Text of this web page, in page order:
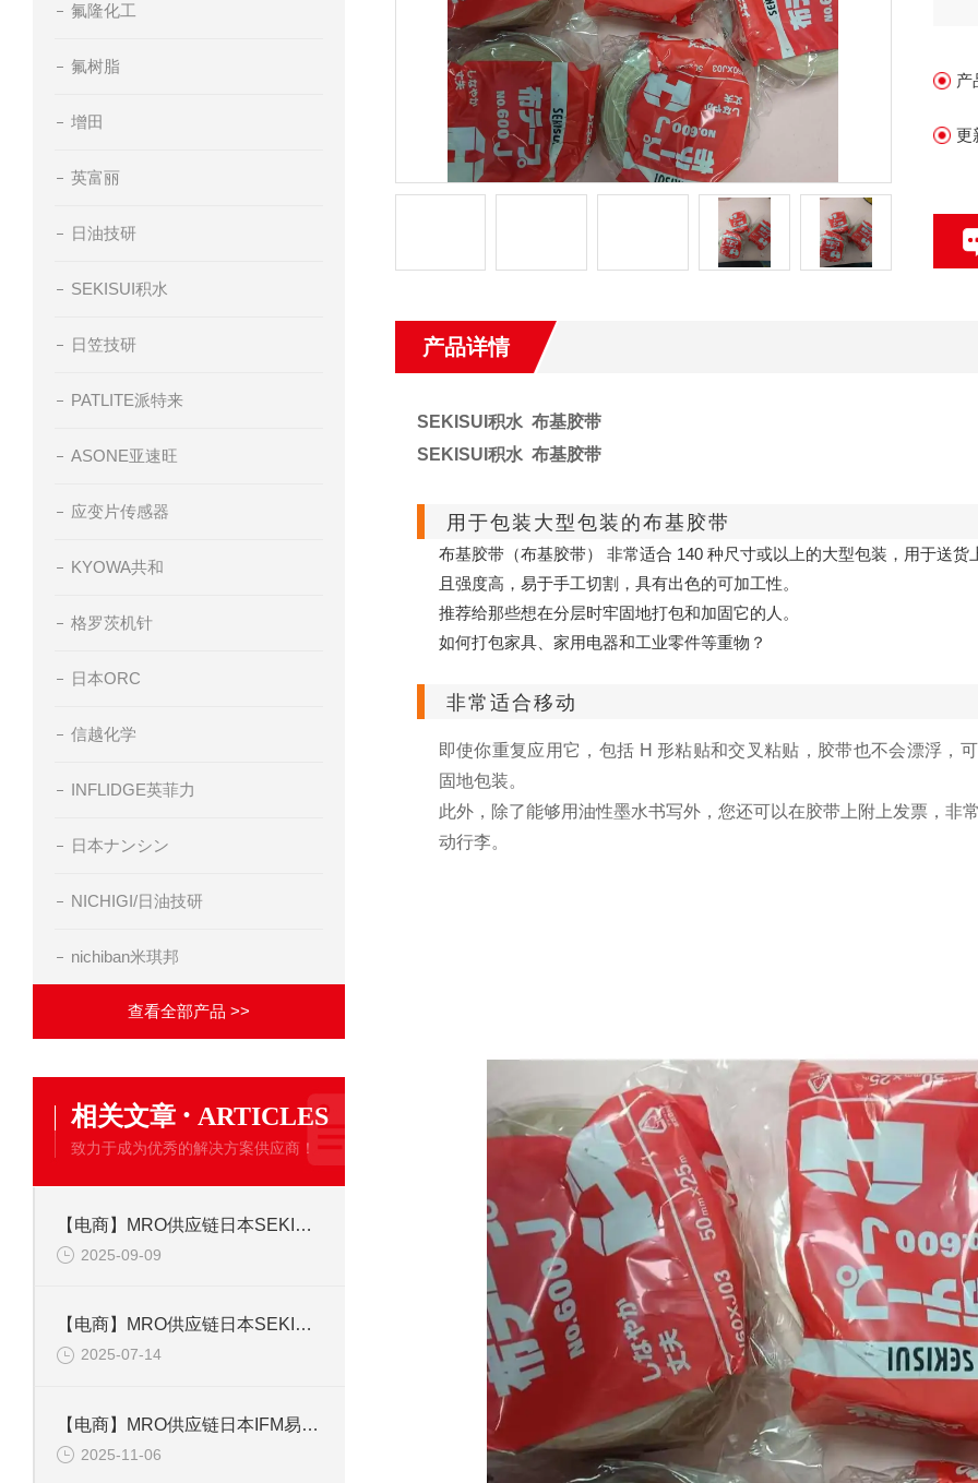
氟隆化工
氟树脂
增田
英富丽
日油技研
SEKISUI积水
日笠技研
PATLITE派特来
ASONE亚速旺
应变片传感器
KYOWA共和
格罗茨机针
日本ORC
信越化学
INFLIDGE英菲力
日本ナンシン
NICHIGI/日油技研
nichiban米琪邦
查看全部产品 >>
相关文章 · ARTICLES
致力于成为优秀的解决方案供应商！
【电商】MRO供应链日本SEKISUI积水 布基胶带 No.600J
2025-09-09
【电商】MRO供应链日本SEKISUI积水 K305 光固化型临时固定剂
2025-07-14
【电商】MRO供应链日本IFM易福门 压力开关 PP7551
2025-11-06
产
更
产品详情
SEKISUI积水 布基胶带
SEKISUI积水 布基胶带
用于包装大型包装的布基胶带
布基胶带（布基胶带） 非常适合 140 种尺寸或以上的大型包装，用于送货
且强度高，易于手工切割，具有出色的可加工性。
推荐给那些想在分层时牢固地打包和加固它的人。
如何打包家具、家用电器和工业零件等重物？
非常适合移动
即使你重复应用它，包括 H 形粘贴和交叉粘贴，胶带也不会漂浮，可
固地包装。
此外，除了能够用油性墨水书写外，您还可以在胶带上附上发票，非常
动行李。